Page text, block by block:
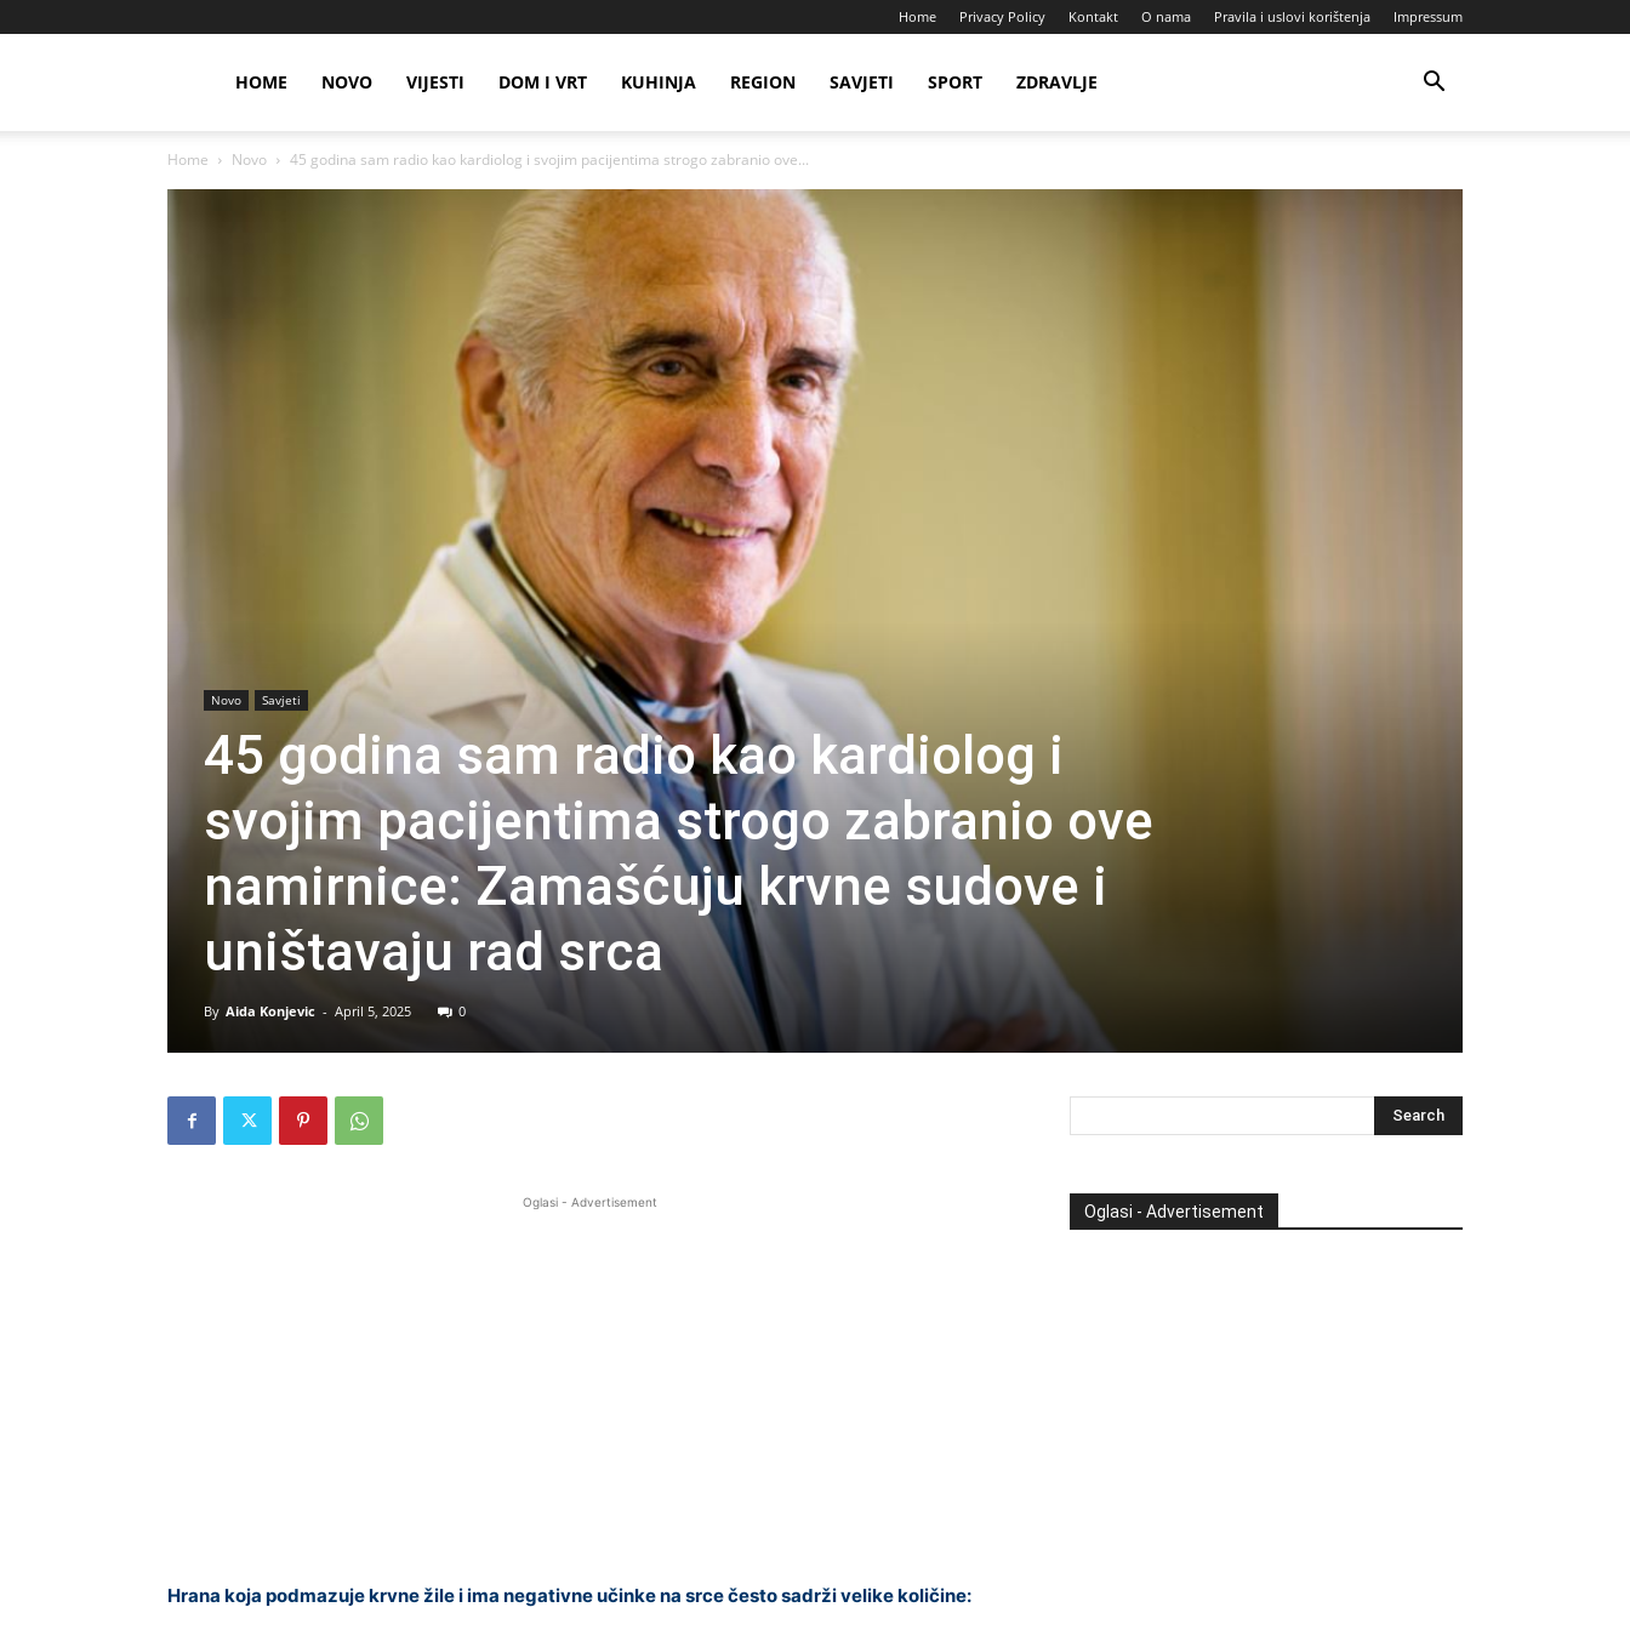
Home Privacy Policy Kontakt O nama Pravila i uslovi korištenja Impressum
HOME NOVO VIJESTI DOM I VRT KUHINJA REGION SAVJETI SPORT ZDRAVLJE
Home Novo 45 godina sam radio kao kardiolog i svojim pacijentima strogo zabranio ove...
Novo Savjeti
45 godina sam radio kao kardiolog i
svojim pacijentima strogo zabranio ove
namirnice: Zamašćuju krvne sudove i
uništavaju rad srca
By Aida Konjevic - April 5, 2025 0
Oglasi - Advertisement
Hrana koja podmazuje krvne žile i ima negativne učinke na srce često sadrži velike količine:
Oglasi - Advertisement